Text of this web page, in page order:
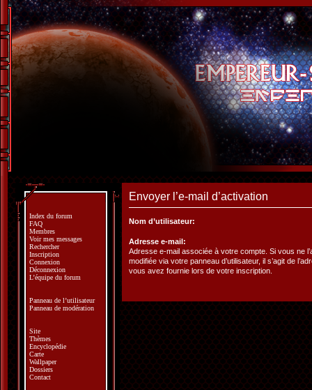
Envoyer l’e-mail d’activation
Nom d’utilisateur:
Adresse e-mail:
Adresse e-mail associée à votre compte. Si vous ne
modifiée via votre panneau d’utilisateur, il s’agit de
vous avez fournie lors de votre inscription.
Index du forum
FAQ
Membres
Voir mes messages
Rechercher
Inscription
Connexion
Déconnexion
L’équipe du forum
Panneau de l’utilisateur
Panneau de modération
Site
Thèmes
Encyclopédie
Carte
Wallpaper
Dossiers
Contact